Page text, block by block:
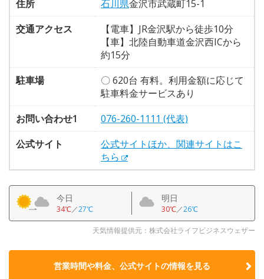
住所 石川県金沢市武蔵町15-1
交通アクセス
【電車】JR金沢駅から徒歩10分
【車】北陸自動車道金沢西ICから
約15分
駐車場
〇 620台 有料。利用金額に応じて
駐車料金サービスあり
お問い合わせ1
076-260-1111 (代表)
公式サイト
公式サイトほか、関連サイトはこ
ちら
今日
34℃／27℃
明日
30℃／26℃
天気情報提供元：株式会社ライフビジネスウェザー
営業時間や料金、公式サイトの情報を見る